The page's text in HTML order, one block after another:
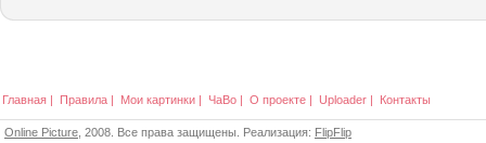
Главная | Правила | Мои картинки | ЧаВо | О проекте | Uploader | Контакты
Online Picture , 2008. Все права защищены. Реализация: FlipFlip